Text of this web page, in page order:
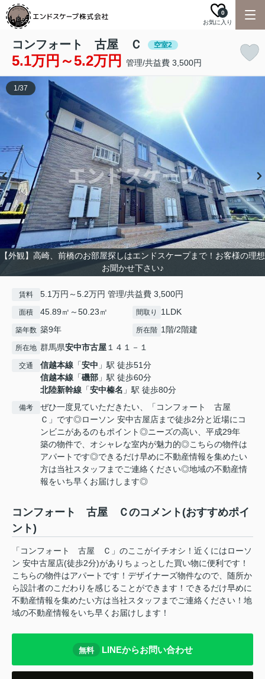
お気に入り
0
コンフォート 古屋 Ｃ 空室2
5.1万円～5.2万円 管理/共益費 3,500円
【外観】高崎、前橋のお部屋探しはエンドスケープまで！お客様の理想
お聞かせ下さい♪
1/37
賃料 5.1万円～5.2万円 管理/共益費 3,500円
面積 45.89㎡～50.23㎡ 間取り 1LDK
築年数 築9年 所在階 1階/2階建
所在地 群馬県安中市古屋１４１－１
交通 信越本線 「安中 」駅 徒歩51分
信越本線 「磯部 」駅 徒歩60分
北陸新幹線 「安中榛名 」駅 徒歩80分
備考
ぜひ一度見ていただきたい、「コンフォート 古屋
Ｃ」です◎ローソン 安中古屋店まで徒歩2分と近場にコ
ンビニがあるのもポイント◎ニーズの高い、平成29年
築の物件で、オシャレな室内が魅力的◎こちらの物件は
アパートです◎できるだけ早めに不動産情報を集めたい
方は当社スタッフまでご連絡ください◎地域の不動産情
報をいち早くお届けします◎
コンフォート 古屋 Ｃのコメント(おすすめポイ
ント)
「コンフォート 古屋 Ｃ」のここがイチオシ！近くにはローソ
ン 安中古屋店(徒歩2分)がありちょっとした買い物に便利です！
こちらの物件はアパートです！デザイナーズ物件なので、随所か
ら設計者のこだわりを感じることができます！できるだけ早めに
不動産情報を集めたい方は当社スタッフまでご連絡ください！地
域の不動産情報をいち早くお届けします！
無料 LINEからお問い合わせ